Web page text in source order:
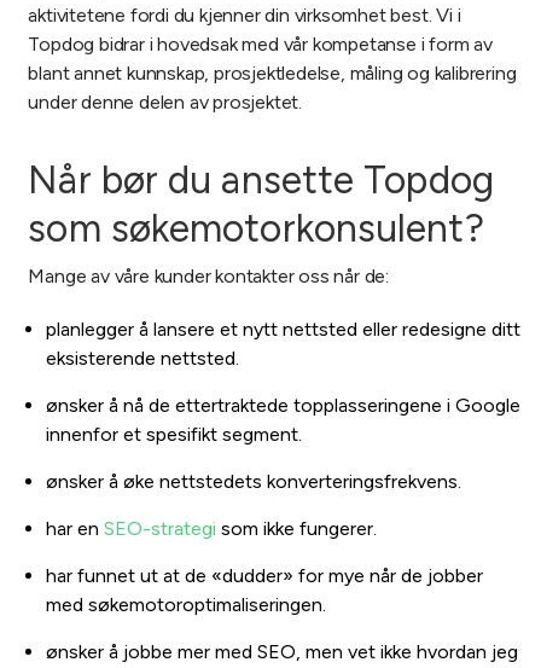
aktivitetene fordi du kjenner din virksomhet best. Vi i
Topdog bidrar i hovedsak med vår kompetanse i form av
blant annet kunnskap, prosjektledelse, måling og kalibrering
under denne delen av prosjektet.
Når bør du ansette Topdog
som søkemotorkonsulent?
Mange av våre kunder kontakter oss når de:
planlegger å lansere et nytt nettsted eller redesigne ditt
eksisterende nettsted.
ønsker å nå de ettertraktede topplasseringene i Google
innenfor et spesifikt segment.
ønsker å øke nettstedets konverteringsfrekvens.
har enSEO-strategi som ikke fungerer.
har funnet ut at de «dudder» for mye når de jobber
med søkemotoroptimaliseringen.
ønsker å jobbe mer med SEO, men vet ikke hvordan jeg